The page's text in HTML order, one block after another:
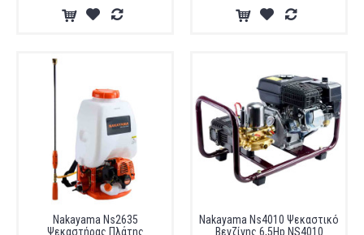
Nakayama Ns2635
Ψεκαστήρας Πλάτης
Nakayama Ns4010 Ψεκαστικό
Βενζίνης 6,5Hp NS4010